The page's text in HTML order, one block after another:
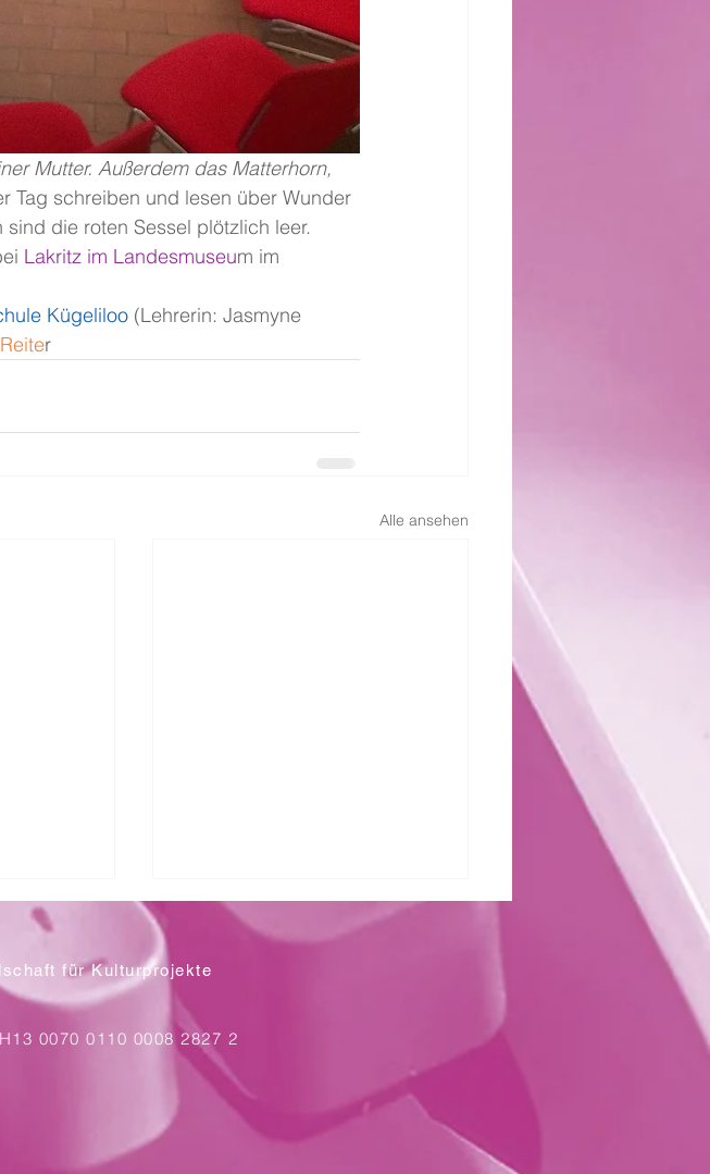
Tag schreiben und lesen über Wunder
die roten Sessel plötzlich leer.
Lakritz im Landesmuseum im
Kügeliloo (Lehrerin: Jasmyne
r
Alle ansehen
Mit letzter Kraft
für Kulturprojekte
0070 0110 0008 2827 2